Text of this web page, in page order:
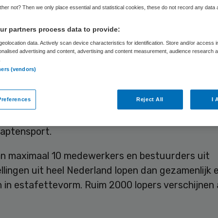
Skipr Redactie 7 september 2012
250 teams uit de zorgsector hebben zich
Zorgmarathon op 21 september 2012. Met dit
teams verwacht organisator SDB Groep
maximaal 10 medewerkers en bestuurders uit
uit heel Nederland lopen dan gezamenlijk
in estafettevorm. Ruim 2000 lopers verschijnen
not? Then we only place essential and statistical cookies, these do not record any data
partners process data to provide:
data. Actively scan device characteristics for identification. Store and/or access
advertising and content, advertising and content measurement, audience research
(vendors)
Reject All I